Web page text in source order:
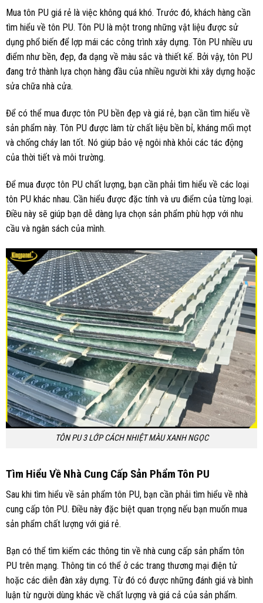
Mua tôn PU giá rẻ là việc không quá khó. Trước đó, khách hàng cần
tìm hiểu về tôn PU. Tôn PU là một trong những vật liệu được sử
dụng phổ biến để lợp mái các công trình xây dựng. Tôn PU nhiều ưu
điểm như bền, đẹp, đa dạng về màu sắc và thiết kế. Bởi vậy, tôn PU
đang trở thành lựa chọn hàng đầu của nhiều người khi xây dựng hoặc
sửa chữa nhà cửa.
Để có thể mua được tôn PU bền đẹp và giá rẻ, bạn cần tìm hiểu về
sản phẩm này. Tôn PU được làm từ chất liệu bền bỉ, kháng mối mọt
và chống cháy lan tốt. Nó giúp bảo vệ ngôi nhà khỏi các tác động
của thời tiết và môi trường.
Để mua được tôn PU chất lượng, bạn cần phải tìm hiểu về các loại
tôn PU khác nhau. Cần hiểu được đặc tính và ưu điểm của từng loại.
Điều này sẽ giúp bạn dễ dàng lựa chọn sản phẩm phù hợp với nhu
cầu và ngân sách của mình.
TÔN PU 3 LỚP CÁCH NHIỆT MÀU XANH NGỌC
Tìm Hiểu Về Nhà Cung Cấp Sản Phẩm Tôn PU
Sau khi tìm hiểu về sản phẩm tôn PU, bạn cần phải tìm hiểu về nhà
cung cấp tôn PU. Điều này đặc biệt quan trọng nếu bạn muốn mua
sản phẩm chất lượng với giá rẻ.
Bạn có thể tìm kiếm các thông tin về nhà cung cấp sản phẩm tôn
PU trên mạng. Thông tin có thể ở các trang thương mại điện tử
hoặc các diễn đàn xây dựng. Từ đó có được những đánh giá và bình
luận từ người dùng khác về chất lượng và giá cả của sản phẩm.